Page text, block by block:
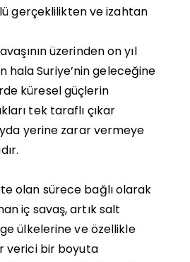
gerçeklilikten ve izahtan
üzerinden on yıl
hala Suriye’nin geleceğine
küresel güçlerin
tek taraflı çıkar
yerine zarar vermeye
olan sürece bağlı olarak
iç savaş, artık salt
ülkelerine ve özellikle
verici bir boyuta